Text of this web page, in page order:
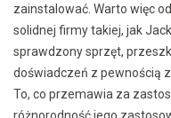
zainstalować. Warto więc
solidnej firmy takiej, jak
sprawdzony sprzęt,
doświadczeń z pewnością
To, co przemawia za